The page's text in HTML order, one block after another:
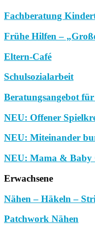
Fachberatung
Frühe Hilfen –
Eltern-Café
Schulsozialarbeit
Beratungsangebot
NEU: Offener
NEU: Miteinander
NEU: Mama & Baby
Erwachsene
Nähen – Häkeln –
Patchwork Nähen